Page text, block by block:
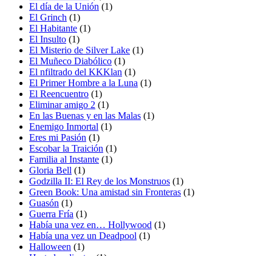
El día de la Unión (1)
El Grinch (1)
El Habitante (1)
El Insulto (1)
El Misterio de Silver Lake (1)
El Muñeco Diabólico (1)
El nfiltrado del KKKlan (1)
El Primer Hombre a la Luna (1)
El Reencuentro (1)
Eliminar amigo 2 (1)
En las Buenas y en las Malas (1)
Enemigo Inmortal (1)
Eres mi Pasión (1)
Escobar la Traición (1)
Familia al Instante (1)
Gloria Bell (1)
Godzilla II: El Rey de los Monstruos (1)
Green Book: Una amistad sin Fronteras (1)
Guasón (1)
Guerra Fría (1)
Había una vez en… Hollywood (1)
Había una vez un Deadpool (1)
Halloween (1)